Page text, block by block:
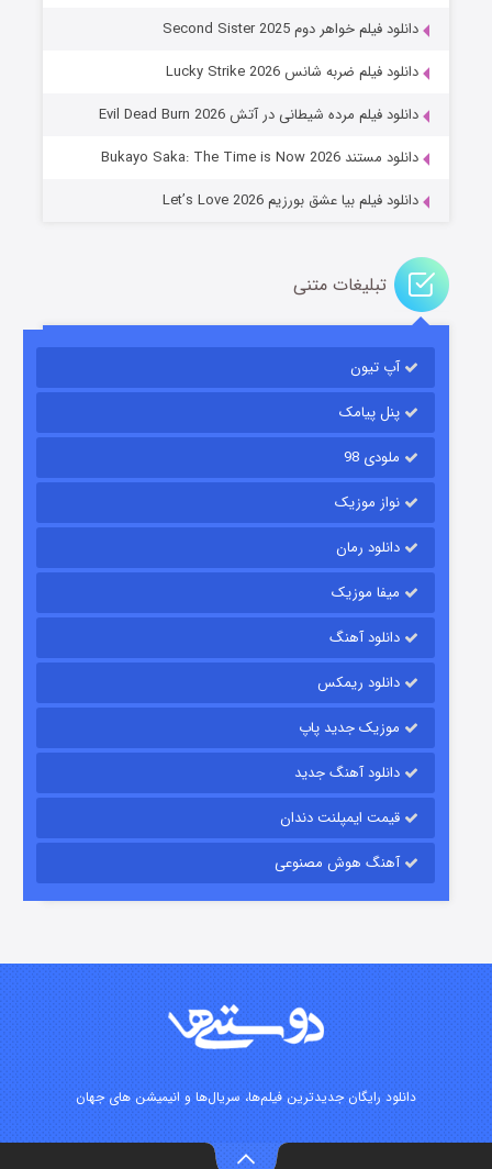
جادوگری در مغولستان
باب اسفنجی فصل ۱۷
قسمت۶ (زیرنویس) منتشر شد
قسمت۱۵ (دوبله) منتشر شد
دانلود فیلم خواهر دوم Second Sister 2025
دانلود فیلم ضربه شانس Lucky Strike 2026
دانلود فیلم مرده شیطانی در آتش Evil Dead Burn 2026
دانلود مستند Bukayo Saka: The Time is Now 2026
دانلود فیلم بیا عشق بورزیم Let’s Love 2026
تبلیغات متنی
آپ تیون
پنل پیامک
ملودی 98
نواز موزیک
دانلود رمان
میفا موزیک
دانلود آهنگ
دانلود ریمکس
موزیک جدید پاپ
دانلود آهنگ جدید
قیمت ایمپلنت دندان
آهنگ هوش مصنوعی
دانلود رایگان جدیدترین فیلم‌ها، سریال‌ها و انیمیشن های جهان